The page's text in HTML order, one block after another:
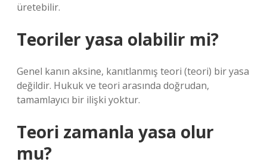
üretebilir.
Teoriler yasa olabilir mi?
Genel kanın aksine, kanıtlanmış teori (teori) bir yasa
değildir. Hukuk ve teori arasında doğrudan,
tamamlayıcı bir ilişki yoktur.
Teori zamanla yasa olur
mu?